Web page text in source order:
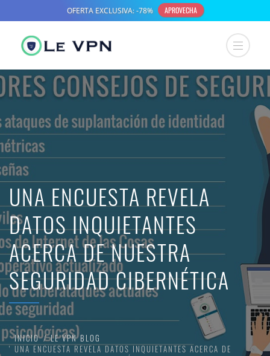
UNA ENCUESTA REVELA
DATOS INQUIETANTES
ACERCA DE NUESTRA
SEGURIDAD CIBERNÉTICA
INICIO
LE VPN BLOG
UNA ENCUESTA REVELA DATOS INQUIETANTES ACERCA DE